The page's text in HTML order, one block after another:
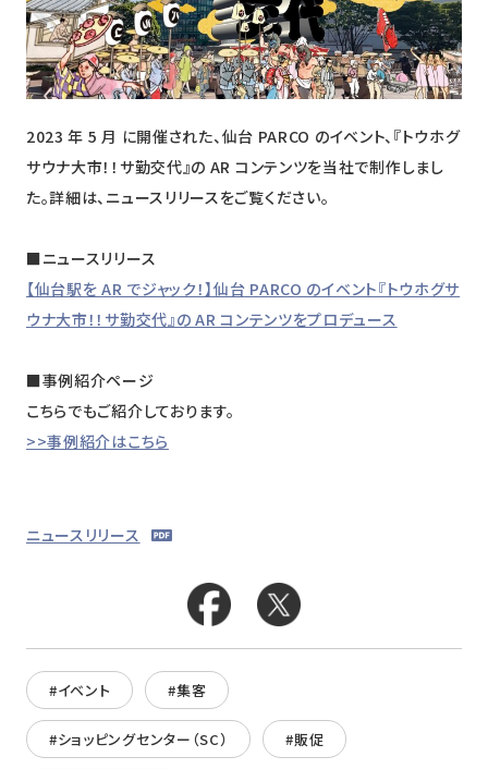
採用情報
メンバー
会社情報
会社概要
コーポレートメッセージ
2023 年 5 月 に開催された、仙台 PARCO のイベント、『トウホグ
サウナ大市！！サ勤交代』の AR コンテンツを当社で制作しまし
た。詳細は、ニュースリリースをご覧ください。
■ニュースリリース
【仙台駅を AR でジャック！】仙台 PARCO のイベント『トウホグサ
ウナ大市！！サ勤交代』の AR コンテンツをプロデュース
■事例紹介ページ
こちらでもご紹介しております。
>>事例紹介はこちら
ニュースリリース
#イベント #集客
#ショッピングセンター（SC） #販促